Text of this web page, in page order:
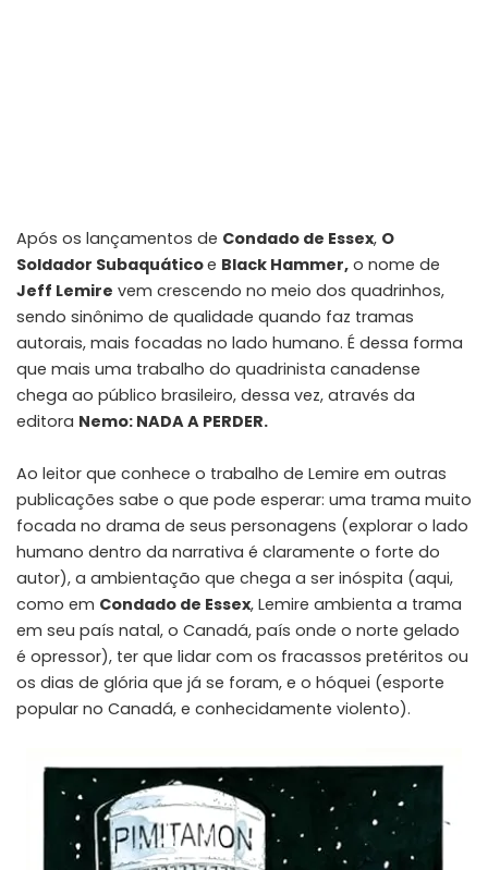
Após os lançamentos de Condado de Essex, O
Soldador Subaquáticoe Black Hammer, o nome de
Jeff Lemire vem crescendo no meio dos quadrinhos,
sendo sinônimo de qualidade quando faz tramas
autorais, mais focadas no lado humano. É dessa forma
que mais uma trabalho do quadrinista canadense
chega ao público brasileiro, dessa vez, através da
editora Nemo: NADA A PERDER.
Ao leitor que conhece o trabalho de Lemire em outras
publicações sabe o que pode esperar: uma trama muito
focada no drama de seus personagens (explorar o lado
humano dentro da narrativa é claramente o forte do
autor), a ambientação que chega a ser inóspita (aqui,
como em Condado de Essex, Lemire ambienta a trama
em seu país natal, o Canadá, país onde o norte gelado
é opressor), ter que lidar com os fracassos pretéritos ou
os dias de glória que já se foram, e o hóquei (esporte
popular no Canadá, e conhecidamente violento).